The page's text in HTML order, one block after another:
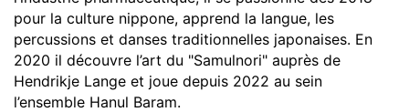
pour la culture nippone, apprend la langue, les
percussions et danses traditionnelles japonaises. En
2020 il découvre l’art du "Samulnori" auprès de
Hendrikje Lange et joue depuis 2022 au sein
l’ensemble Hanul Baram.